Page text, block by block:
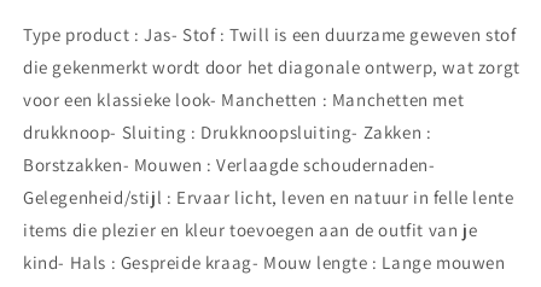
Type product : Jas- Stof : Twill is een duurzame geweven stof
die gekenmerkt wordt door het diagonale ontwerp, wat zorgt
voor een klassieke look- Manchetten : Manchetten met
drukknoop- Sluiting : Drukknoopsluiting- Zakken :
Borstzakken- Mouwen : Verlaagde schoudernaden-
Gelegenheid/stijl : Ervaar licht, leven en natuur in felle lente
items die plezier en kleur toevoegen aan de outfit van je
kind- Hals : Gespreide kraag- Mouw lengte : Lange mouwen